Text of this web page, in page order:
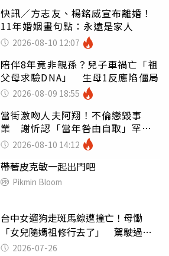
快訊／方志友、楊銘威宣布離婚！
11年婚姻畫句點：永遠是家人
2026-08-10 12:07
陪伴8年竟非親孫？兒子車禍亡「祖
父母求驗DNA」 生母1反應陷僵局
2026-08-09 18:55
當街激吻人夫阿翔！不倫戀毀事
業 謝忻認「當年咎由自取」罕吐
心聲2026-08-10 14:12
帶著皮克敏一起出門吧
Pikmin Bloom
台中女遛狗走斑馬線遭撞亡！母慟
「女兒隨媽祖修行去了」 駕駛過失
致死判9月
2026-07-26